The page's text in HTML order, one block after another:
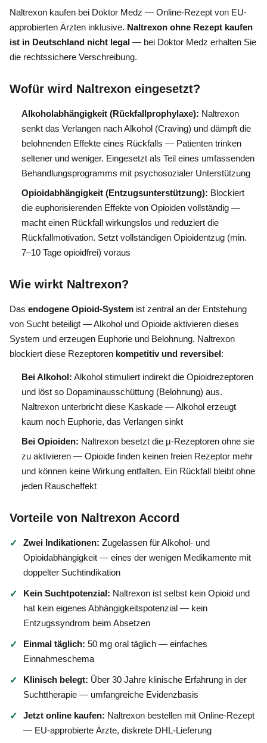
Naltrexon kaufen bei Doktor Medz — Online-Rezept von EU-
approbierten Ärzten inklusive. Naltrexon ohne Rezept kaufen
ist in Deutschland nicht legal — bei Doktor Medz erhalten Sie
die rechtssichere Verschreibung.
Wofür wird Naltrexon eingesetzt?
Alkoholabhängigkeit (Rückfallprophylaxe): Naltrexon
senkt das Verlangen nach Alkohol (Craving) und dämpft die
belohnenden Effekte eines Rückfalls — Patienten trinken
seltener und weniger. Eingesetzt als Teil eines umfassenden
Behandlungsprogramms mit psychosozialer Unterstützung
Opioidabhängigkeit (Entzugsunterstützung): Blockiert
die euphorisierenden Effekte von Opioiden vollständig —
macht einen Rückfall wirkungslos und reduziert die
Rückfallmotivation. Setzt vollständigen Opioidentzug (min.
7–10 Tage opioidfrei) voraus
Wie wirkt Naltrexon?
Das endogene Opioid-System ist zentral an der Entstehung
von Sucht beteiligt — Alkohol und Opioide aktivieren dieses
System und erzeugen Euphorie und Belohnung. Naltrexon
blockiert diese Rezeptoren kompetitiv und reversibel:
Bei Alkohol: Alkohol stimuliert indirekt die Opioidrezeptoren
und löst so Dopaminausschüttung (Belohnung) aus.
Naltrexon unterbricht diese Kaskade — Alkohol erzeugt
kaum noch Euphorie, das Verlangen sinkt
Bei Opioiden: Naltrexon besetzt die µ-Rezeptoren ohne sie
zu aktivieren — Opioide finden keinen freien Rezeptor mehr
und können keine Wirkung entfalten. Ein Rückfall bleibt ohne
jeden Rauscheffekt
Vorteile von Naltrexon Accord
✓ Zwei Indikationen: Zugelassen für Alkohol- und
Opioidabhängigkeit — eines der wenigen Medikamente mit
doppelter Suchtindikation
✓ Kein Suchtpotenzial: Naltrexon ist selbst kein Opioid und
hat kein eigenes Abhängigkeitspotenzial — kein
Entzugssyndrom beim Absetzen
✓ Einmal täglich: 50 mg oral täglich — einfaches
Einnahmeschema
✓ Klinisch belegt: Über 30 Jahre klinische Erfahrung in der
Suchttherapie — umfangreiche Evidenzbasis
✓ Jetzt online kaufen: Naltrexon bestellen mit Online-Rezept
— EU-approbierte Ärzte, diskrete DHL-Lieferung